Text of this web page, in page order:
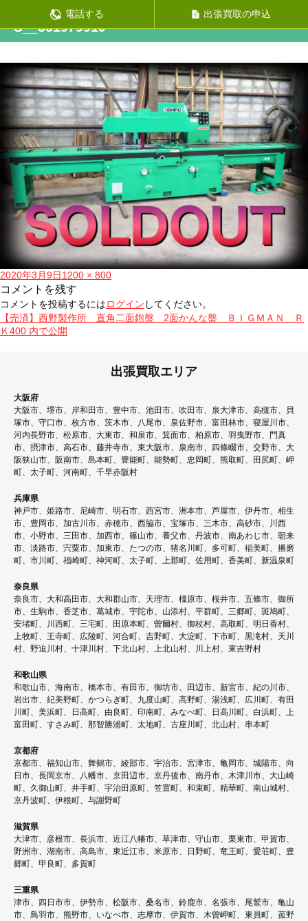
電話する 出張買取の申込
S__361979910
投
稿
日:
2020年3月9日フ
ル
サ
イ
ズ
1200 × 800
コメントを残す
コメントを投稿するにはログイン してください。
投
稿
ゲ
シ
ョ
ン
【売済】西野製作所 直角二面鉋盤 2面かんな盤 ＢＩＧＭＡＮ Ｒ
Ｋ400 内で公開
出張買取エリア
大阪府
大阪市、堺市、岸和田市、豊中市、池田市、吹田市、泉大津市、高槻市、貝
塚市、守口市、枚方市、茨木市、八尾市、泉佐野市、富田林市、寝屋川市、
河内長野市、松原市、大東市、和泉市、箕面市、柏原市、羽曳野市、門真
市、摂津市、高石市、藤井寺市、東大阪市、泉南市、四條畷市、交野市、大
阪狭山市、阪南市、島本町、豊能町、能勢町、忠岡町、熊取町、田尻町、岬
町、太子町、河南町、千早赤阪村
兵庫県
神戸市、姫路市、尼崎市、明石市、西宮市、洲本市、芦屋市、伊丹市、相生
市、豊岡市、加古川市、赤穂市、西脇市、宝塚市、三木市、高砂市、川西
市、小野市、三田市、加西市、篠山市、養父市、丹波市、南あわじ市、朝来
市、淡路市、宍粟市、加東市、たつの市、猪名川町、多可町、稲美町、播磨
町、市川町、福崎町、神河町、太子町、上郡町、佐用町、香美町、新温泉町
奈良県
奈良市、大和高田市、大和郡山市、天理市、橿原市、桜井市、五條市、御所
市、生駒市、香芝市、葛城市、宇陀市、山添村、平群町、三郷町、斑鳩町、
安堵町、川西町、三宅町、田原本町、曽爾村、御杖村、高取町、明日香村、
上牧町、王寺町、広陵町、河合町、吉野町、大淀町、下市町、黒滝村、天川
村、野迫川村、十津川村、下北山村、上北山村、川上村、東吉野村
和歌山県
和歌山市、海南市、橋本市、有田市、御坊市、田辺市、新宮市、紀の川市、
岩出市、紀美野町、かつらぎ町、九度山町、高野町、湯浅町、広川町、有田
川町、美浜町、日高町、由良町、印南町、みなべ町、日高川町、白浜町、上
富田町、すさみ町、那智勝浦町、太地町、古座川町、北山村、串本町
京都府
京都市、福知山市、舞鶴市、綾部市、宇治市、宮津市、亀岡市、城陽市、向
日市、長岡京市、八幡市、京田辺市、京丹後市、南丹市、木津川市、大山崎
町、久御山町、井手町、宇治田原町、笠置町、和束町、精華町、南山城村、
京丹波町、伊根町、与謝野町
滋賀県
大津市、彦根市、長浜市、近江八幡市、草津市、守山市、栗東市、甲賀市、
野洲市、湖南市、高島市、東近江市、米原市、日野町、竜王町、愛荘町、豊
郷町、甲良町、多賀町
三重県
津市、四日市市、伊勢市、松阪市、桑名市、鈴鹿市、名張市、尾鷲市、亀山
市、鳥羽市、熊野市、いなべ市、志摩市、伊賀市、木曽岬町、東員町、菰野